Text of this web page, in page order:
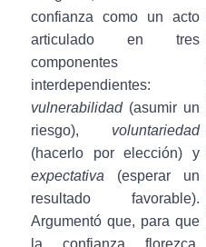
confianza como un acto
articulado en tres
componentes
interdependientes:
vulnerabilidad(asumir un
riesgo), voluntariedad
(hacerlo por elección) y
expectativa (esperar un
resultado favorable).
Argumentó que, para que
la confianza florezca,